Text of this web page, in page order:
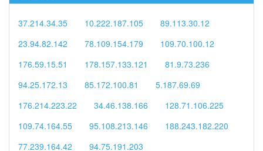
37.214.34.35 10.222.187.105
89.113.30.12
23.94.82.142
78.109.154.179
109.70.100.12
176.59.15.51
178.157.133.121
81.9.73.236
94.25.172.13
85.172.100.81
5.187.69.69
176.214.223.22
34.46.138.166
128.71.106.225
109.74.164.55
95.108.213.146
188.243.182.220
77.239.164.42
94.75.191.203